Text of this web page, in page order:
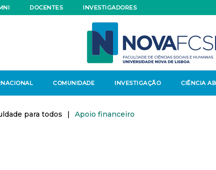
DOCENTES INVESTIGADORES
COMUNIDADE INVESTIGAÇÃO CIÊNCIA
para todos | Apoio financeiro